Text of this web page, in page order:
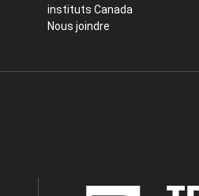
instituts Canada
Nous joindre